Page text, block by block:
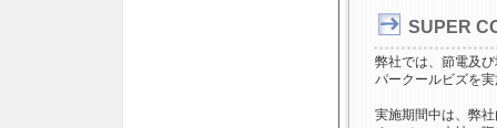
SUPER
弊社では、節電及
パークールビズを
実施期間中は、弊